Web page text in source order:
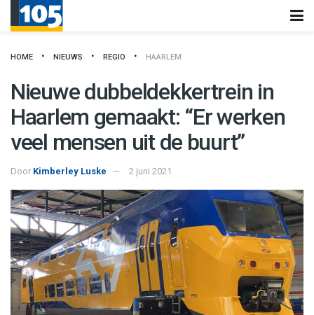
HOME NIEUWS REGIO HAARLEM
Nieuwe dubbeldekkertrein in
Haarlem gemaakt: “Er werken
veel mensen uit de buurt”
Door Kimberley Luske 2 juni 2021